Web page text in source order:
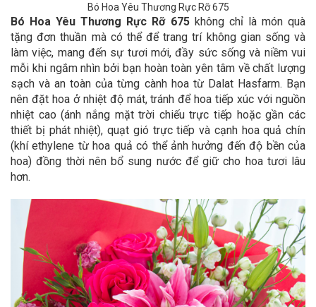
Bó Hoa Yêu Thương Rực Rỡ 675
Bó Hoa Yêu Thương Rực Rỡ 675không chỉ là món quà
tặng đơn thuần mà có thể để trang trí không gian sống và
làm việc, mang đến sự tươi mới, đầy sức sống và niềm vui
mỗi khi ngắm nhìn bởi bạn hoàn toàn yên tâm về chất lượng
sạch và an toàn của từng cành hoa từ Dalat Hasfarm. Bạn
nên đặt hoa ở nhiệt độ mát, tránh để hoa tiếp xúc với nguồn
nhiệt cao (ánh nắng mặt trời chiếu trực tiếp hoặc gần các
thiết bị phát nhiệt), quạt gió trực tiếp và cạnh hoa quả chín
(khí ethylene từ hoa quả có thể ảnh hưởng đến độ bền của
hoa) đồng thời nên bổ sung nước để giữ cho hoa tươi lâu
hơn.